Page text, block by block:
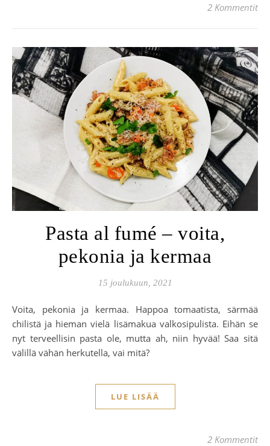
2 Kommentit
Pasta al fumé – voita,
pekonia ja kermaa
15 joulukuun, 2021
Voita, pekonia ja kermaa. Happoa tomaatista, särmää
chilistä ja hieman vielä lisämakua valkosipulista. Eihän se
nyt terveellisin pasta ole, mutta ah, niin hyvää! Saa sitä
välillä vähän herkutella, vai mitä?
LUE LISÄÄ
2 Kommentit